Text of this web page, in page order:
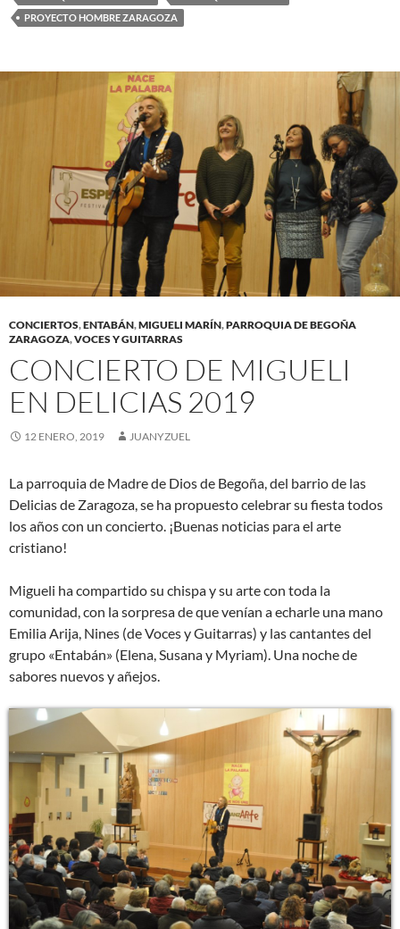
PROYECTO HOMBRE ZARAGOZA
CONCIERTOS,ENTABÁN,MIGUELI MARÍN,PARROQUIA DE BEGOÑA
ZARAGOZA,VOCES Y GUITARRAS
CONCIERTO DE MIGUELI
EN DELICIAS 2019
12 ENERO, 2019 JUANYZUEL
La parroquia de Madre de Dios de Begoña, del barrio de las
Delicias de Zaragoza, se ha propuesto celebrar su fiesta todos
los años con un concierto. ¡Buenas noticias para el arte
cristiano!
Migueli ha compartido su chispa y su arte con toda la
comunidad, con la sorpresa de que venían a echarle una mano
Emilia Arija, Nines (de Voces y Guitarras) y las cantantes del
grupo «Entabán» (Elena, Susana y Myriam). Una noche de
sabores nuevos y añejos.